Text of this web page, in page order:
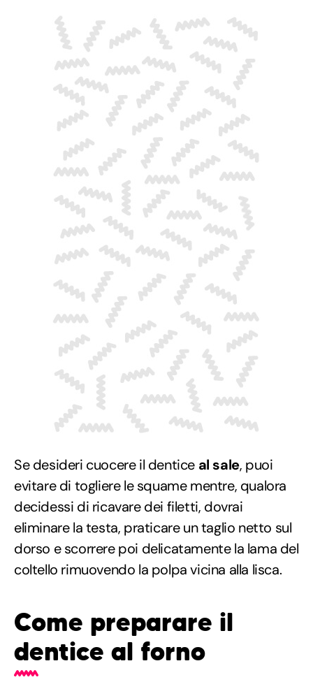
Se desideri cuocere il dentice al sale, puoi
evitare di togliere le squame mentre, qualora
decidessi di ricavare dei filetti, dovrai
eliminare la testa, praticare un taglio netto sul
dorso e scorrere poi delicatamente la lama del
coltello rimuovendo la polpa vicina alla lisca.
Come preparare il
dentice al forno